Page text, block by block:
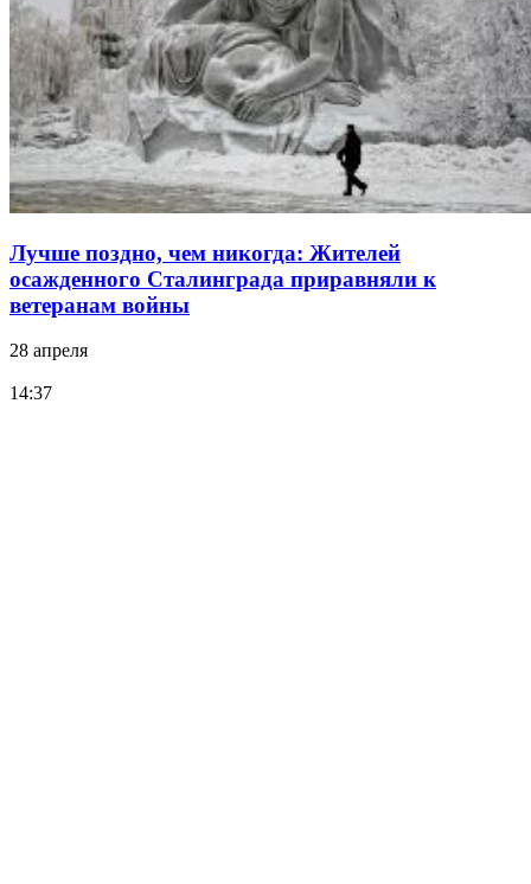
Лучше поздно, чем никогда: Жителей
осажденного Сталинграда приравняли к
ветеранам войны
28 апреля
14:37